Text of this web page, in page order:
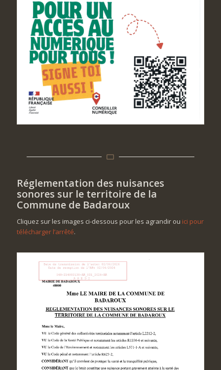
Réglementation des nuisances
sonores sur le territoire de la
Commune de Badaroux
Cliquez sur les images ci-dessous pour les agrandir ou ici pour
télécharger l’arrêté.